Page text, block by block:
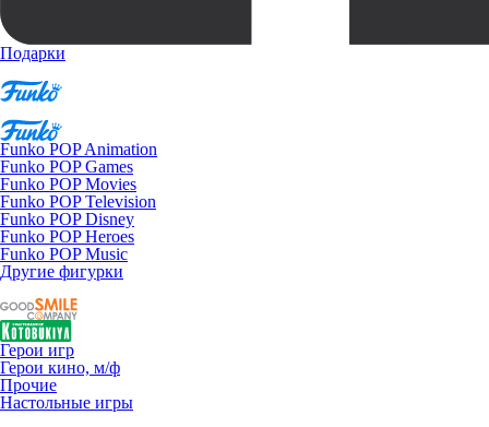
Подарки
Funko POP Animation
Funko POP Games
Funko POP Movies
Funko POP Television
Funko POP Disney
Funko POP Heroes
Funko POP Music
Другие фигурки
Герои игр
Герои кино, м/ф
Прочие
Настольные игры